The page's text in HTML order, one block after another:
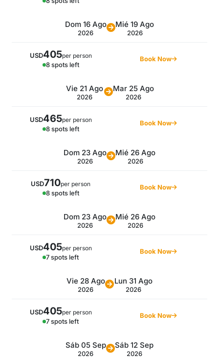
Dom 16 Ago
2026
Mié 19 Ago
2026
USD405per person
8 spots left
Book Now
Vie 21 Ago
2026
Mar 25 Ago
2026
USD465per person
8 spots left
Book Now
Dom 23 Ago
2026
Mié 26 Ago
2026
USD710per person
8 spots left
Book Now
Dom 23 Ago
2026
Mié 26 Ago
2026
USD405per person
7 spots left
Book Now
Vie 28 Ago
2026
Lun 31 Ago
2026
USD405per person
7 spots left
Book Now
Sáb 05 Sep
2026
Sáb 12 Sep
2026